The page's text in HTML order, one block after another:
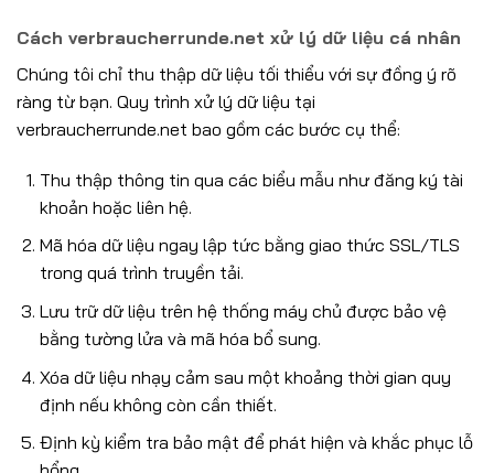
Cách verbraucherrunde.net xử lý dữ liệu cá nhân
Chúng tôi chỉ thu thập dữ liệu tối thiểu với sự đồng ý rõ
ràng từ bạn. Quy trình xử lý dữ liệu tại
verbraucherrunde.net bao gồm các bước cụ thể:
Thu thập thông tin qua các biểu mẫu như đăng ký tài
khoản hoặc liên hệ.
Mã hóa dữ liệu ngay lập tức bằng giao thức SSL/TLS
trong quá trình truyền tải.
Lưu trữ dữ liệu trên hệ thống máy chủ được bảo vệ
bằng tường lửa và mã hóa bổ sung.
Xóa dữ liệu nhạy cảm sau một khoảng thời gian quy
định nếu không còn cần thiết.
Định kỳ kiểm tra bảo mật để phát hiện và khắc phục lỗ